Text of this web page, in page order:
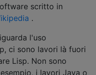
scritto in
.
l'uso
ci sono lavori là fuori
Lisp. Non sono
i lavori Java o